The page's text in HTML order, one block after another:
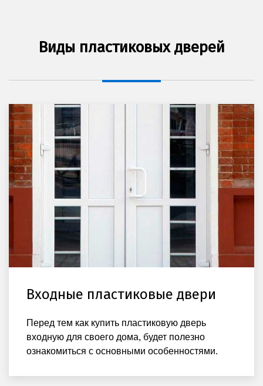
Виды пластиковых дверей
Входные пластиковые двери
Перед тем как купить пластиковую дверь
входную для своего дома, будет полезно
ознакомиться с основными особенностями.